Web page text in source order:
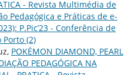
- Revista Multimédia de
Pedagógica e Práticas de e-
P.Pic’23 - Conferência de
Porto (2)
POKÉMON DIAMOND, PEARL
PEDAGÓGICA NA